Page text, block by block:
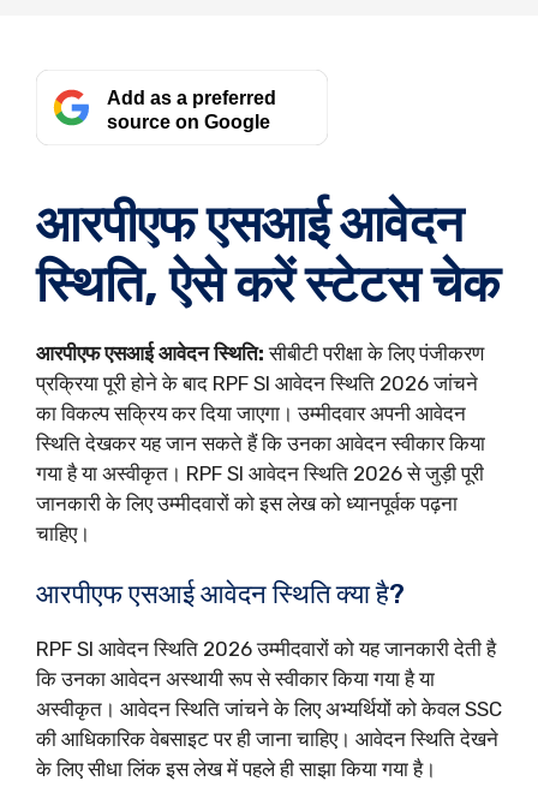
Add as a preferred
source on Google
आरपीएफ एसआई आवेदन
स्थिति, ऐसे करें स्टेटस चेक
आरपीएफ एसआई आवेदन स्थिति:सीबीटी परीक्षा के लिए पंजीकरण
प्रक्रिया पूरी होने के बाद RPF SI आवेदन स्थिति 2026 जांचने
का विकल्प सक्रिय कर दिया जाएगा। उम्मीदवार अपनी आवेदन
स्थिति देखकर यह जान सकते हैं कि उनका आवेदन स्वीकार किया
गया है या अस्वीकृत। RPF SI आवेदन स्थिति 2026 से जुड़ी पूरी
जानकारी के लिए उम्मीदवारों को इस लेख को ध्यानपूर्वक पढ़ना
चाहिए।
आरपीएफ एसआई आवेदन स्थिति क्या है?
RPF SI आवेदन स्थिति 2026 उम्मीदवारों को यह जानकारी देती है
कि उनका आवेदन अस्थायी रूप से स्वीकार किया गया है या
अस्वीकृत। आवेदन स्थिति जांचने के लिए अभ्यर्थियों को केवल SSC
की आधिकारिक वेबसाइट पर ही जाना चाहिए। आवेदन स्थिति देखने
के लिए सीधा लिंक इस लेख में पहले ही साझा किया गया है।